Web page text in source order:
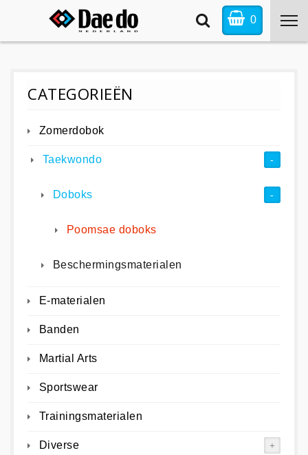
0
CATEGORIEËN
Zomerdobok
Taekwondo
Doboks
Poomsae doboks
Beschermingsmaterialen
E-materialen
Banden
Martial Arts
Sportswear
Trainingsmaterialen
Diverse